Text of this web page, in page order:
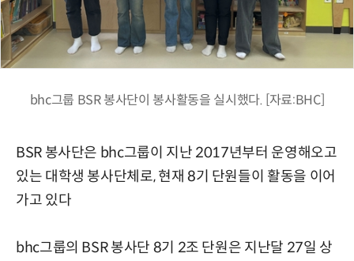
bhc그룹 BSR 봉사단이 봉사활동을 실시했다. [자료:BHC]
BSR 봉사단은 bhc그룹이 지난 2017년부터 운영해오고
있는 대학생 봉사단체로, 현재 8기 단원들이 활동을 이어
가고 있다
bhc그룹의 BSR 봉사단 8기 2조 단원은 지난달 27일 상